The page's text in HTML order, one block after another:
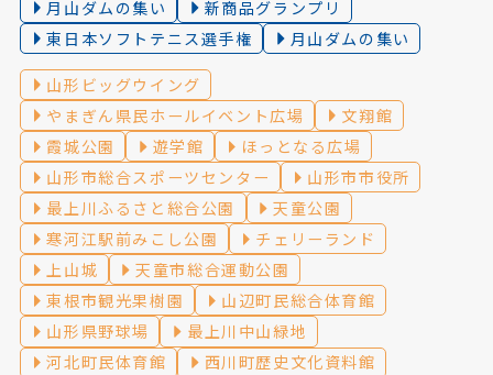
月山ダムの集い
新商品グランプリ
東日本ソフトテニス選手権
月山ダムの集い
山形ビッグウイング
やまぎん県民ホールイベント広場
文翔館
霞城公園
遊学館
ほっとなる広場
山形市総合スポーツセンター
山形市市役所
最上川ふるさと総合公園
天童公園
寒河江駅前みこし公園
チェリーランド
上山城
天童市総合運動公園
東根市観光果樹園
山辺町民総合体育館
山形県野球場
最上川中山緑地
河北町民体育館
西川町歴史文化資料館